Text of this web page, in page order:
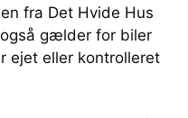
fra Det Hvide Hus
gælder for biler
ejet eller kontrolleret